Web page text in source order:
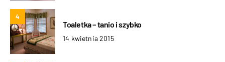
4
Toaletka – tanio i szybko
14 kwietnia 2015